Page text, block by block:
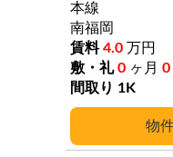
本線
南福岡
4.0 万円
0 ヶ月 0
1K